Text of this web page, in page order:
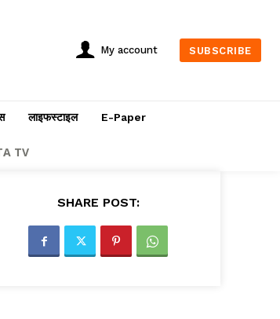
My account SUBSCRIBE
लाइफस्टाइल E-Paper
TV
SHARE POST: